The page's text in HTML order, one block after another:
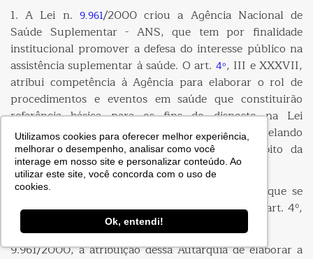
Utilizamos cookies para oferecer melhor experiência,
melhorar o desempenho, analisar como você
interage em nosso site e personalizar conteúdo. Ao
utilizar este site, você concorda com o uso de
cookies.
Ok, entendi!
1. A Lei n. 9.961/2000 criou a Agência Nacional de
Saúde Suplementar - ANS, que tem por finalidade
institucional promover a defesa do interesse público na
assistência suplementar à saúde. O art. 4º, III e XXXVII,
atribui competência à Agência para elaborar o rol de
procedimentos e eventos em saúde que constituirão
referência básica para os fins do disposto na Lei
n.9.656/1998, além de suas excepcionalidades, zelando
pela qualidade dos serviços prestados no âmbito da
saúde suplementar.
2. Com efeito, por clara opção do legislador, é que se
extrai do art.10,§ 4º, da Lei n.9.656/1998 c/c o art. 4º,
9.961/2000, a atribuição dessa Autarquia de elaborar a